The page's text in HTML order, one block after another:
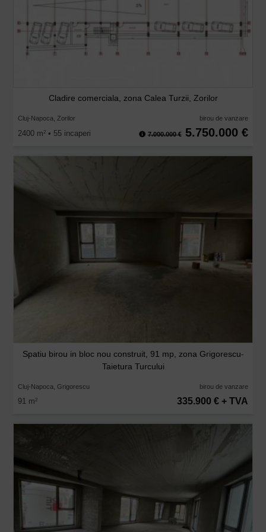
Cladire comerciala, zona Calea Turzii, Zorilor
Cluj-Napoca, Zorilor birou de vanzare
2400 m2 • 55 incaperi 7.000.000 € 5.750.000 €
Spatiu birou in bloc nou construit, 91 mp, zona Grigorescu-
Taietura Turcului
Cluj-Napoca, Grigorescu birou de vanzare
91 m2 335.900 € + TVA